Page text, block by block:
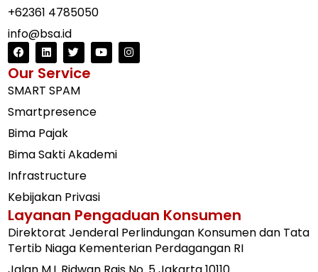
+62361 4785050
info@bsa.id
Our Service
SMART SPAM
Smartpresence
Bima Pajak
Bima Sakti Akademi
Infrastructure
Kebijakan Privasi
Layanan Pengaduan Konsumen
Direktorat Jenderal Perlindungan Konsumen dan Tata
Tertib Niaga Kementerian Perdagangan RI